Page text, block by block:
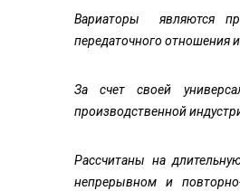
Вариаторы являются
передаточного отношения
За счет своей
производственной
Рассчитаны на
непрерывном и